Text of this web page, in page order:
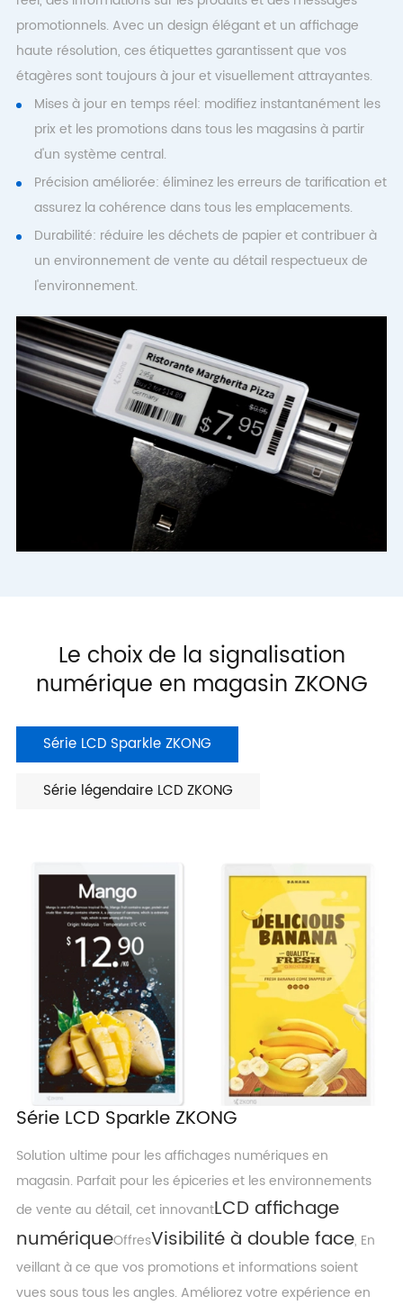
promotionnels. Avec un design élégant et un affichage
haute résolution, ces étiquettes garantissent que vos
étagères sont toujours à jour et visuellement attrayantes.
Mises à jour en temps réel: modifiez instantanément les
prix et les promotions dans tous les magasins à partir
d'un système central.
Précision améliorée: éliminez les erreurs de tarification et
assurez la cohérence dans tous les emplacements.
Durabilité: réduire les déchets de papier et contribuer à
un environnement de vente au détail respectueux de
l'environnement.
Le choix de la signalisation
numérique en magasin ZKONG
Série LCD Sparkle ZKONG
Série légendaire LCD ZKONG
Série LCD Sparkle ZKONG
Solution ultime pour les affichages numériques en
magasin. Parfait pour les épiceries et les environnements
de vente au détail, cet innovantLCD affichage
numériqueOffresVisibilité à double face, En
veillant à ce que vos promotions et informations soient
vues sous tous les angles. Améliorez votre expérience en